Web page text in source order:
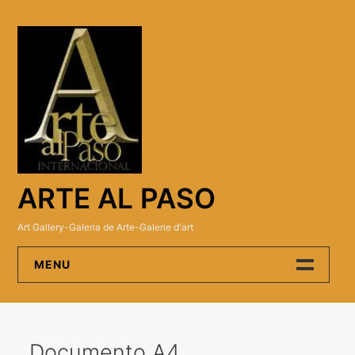
ARTE AL PASO
Art Gallery-Galeria de Arte-Galerie d'art
MENU
Artistas